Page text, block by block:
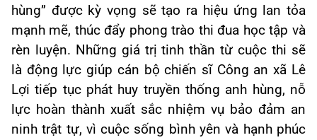
hùng” được kỳ vọng sẽ tạo ra hiệu ứng lan tỏa
mạnh mẽ, thúc đẩy phong trào thi đua học tập và
rèn luyện. Những giá trị tinh thần từ cuộc thi sẽ
là động lực giúp cán bộ chiến sĩ Công an xã Lê
Lợi tiếp tục phát huy truyền thống anh hùng, nỗ
lực hoàn thành xuất sắc nhiệm vụ bảo đảm an
ninh trật tự, vì cuộc sống bình yên và hạnh phúc